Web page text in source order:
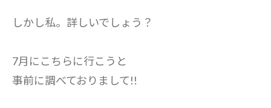
しかし私。詳しいでしょう？
7月にこちらに行こうと
事前に調べておりまして!!